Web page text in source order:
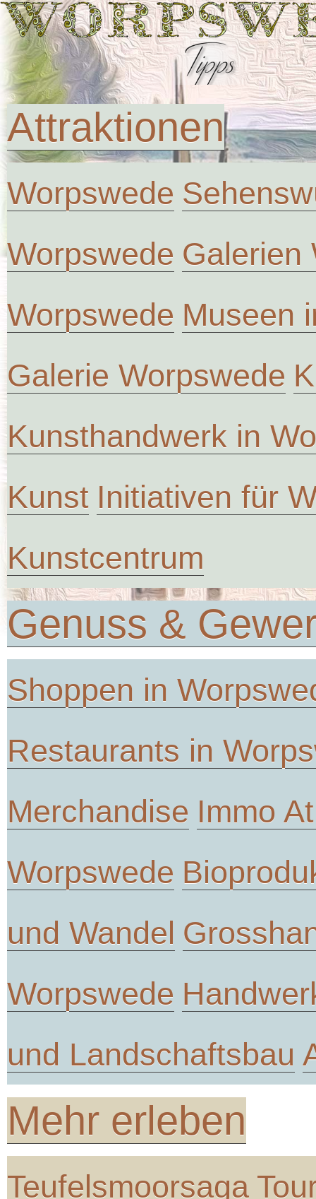
Attraktionen
Worpswede
Worpswede Galerien
Worpswede Museen
Galerie Worpswede
Kunsthandwerk in
Kunst Initiativen für
Kunstcentrum
Genuss &
Shoppen in
Restaurants in
Merchandise Immo
Worpswede
und Wandel
Worpswede
und Landschaftsbau
Mehr erleben
Teufelsmoorsaga